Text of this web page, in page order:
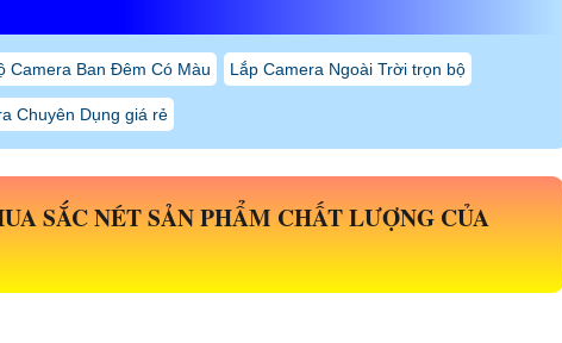
Camera Ban Đêm Có Màu Lắp Camera Ngoài Trời trọn bộ
Chuyên Dụng giá rẻ
SẮC NÉT SẢN PHẨM CHẤT LƯỢNG CỦA